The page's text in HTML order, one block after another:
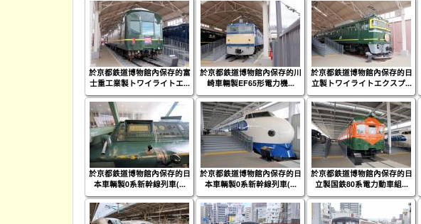
於京都鉄道博物館內保存的富
士重工業製トワイライトエ...
於京都鉄道博物館內保存的川
崎車輛製EF65形電力機...
於京都鉄道博物館內保存的日
立製トワイライトエクスプ...
於京都鉄道博物館內保存的日
本車輌製0系新幹線列車(...
於京都鉄道博物館內保存的日
本車輌製0系新幹線列車(...
於京都鉄道博物館內保存的日
立製国鉄80系電力動車組...